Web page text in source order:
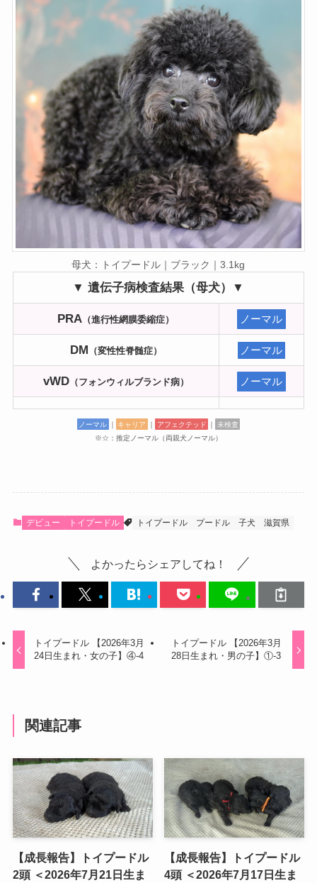
母犬：トイプードル｜ブラック｜3.1kg
▼ 遺伝子病検査結果（母犬）▼
PRA （進行性網膜委縮症） ノーマル
DM （変性性脊髄症） ノーマル
vWD（フォンウィルブランド病） ノーマル
ノーマル ｜ キャリア ｜ アフェクテッド ｜
未検査
※☆：推定ノーマル（両親犬ノーマル）
デビュー トイプードル トイプードル プードル 子犬 滋賀県
よかったらシェアしてね！
トイプードル 【2026年3月
24日生まれ・女の子】④-4
トイプードル 【2026年3月
28日生まれ・男の子】①-3
関連記事
【成長報告】トイプードル
2頭 ＜2026年7月21日生ま
【成長報告】トイプードル
4頭 ＜2026年7月17日生ま